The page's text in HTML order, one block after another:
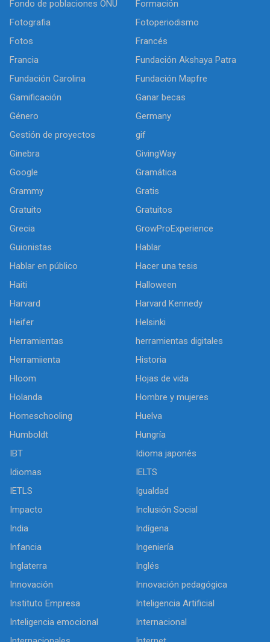
Fondo de poblaciones ONU
Formación
Fotografia
Fotoperiodismo
Fotos
Francés
Francia
Fundación Akshaya Patra
Fundación Carolina
Fundación Mapfre
Gamificación
Ganar becas
Género
Germany
Gestión de proyectos
gif
Ginebra
GivingWay
Google
Gramática
Grammy
Gratis
Gratuito
Gratuitos
Grecia
GrowProExperience
Guionistas
Hablar
Hablar en público
Hacer una tesis
Haiti
Halloween
Harvard
Harvard Kennedy
Heifer
Helsinki
Herramientas
herramientas digitales
Herramiienta
Historia
Hloom
Hojas de vida
Holanda
Hombre y mujeres
Homeschooling
Huelva
Humboldt
Hungría
IBT
Idioma japonés
Idiomas
IELTS
IETLS
Igualdad
Impacto
Inclusión Social
India
Indígena
Infancia
Ingeniería
Inglaterra
Inglés
Innovación
Innovación pedagógica
Instituto Empresa
Inteligencia Artificial
Inteligencia emocional
Internacional